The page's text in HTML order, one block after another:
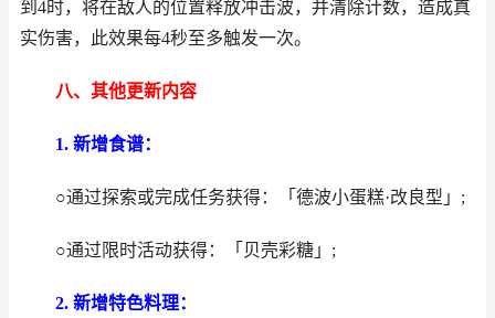
到4时，将在敌人的位置释放冲击波，并清除计数，造成真
实伤害，此效果每4秒至多触发一次。
八、其他更新内容
1. 新增食谱：
○通过探索或完成任务获得：「德波小蛋糕·改良型」;
○通过限时活动获得：「贝壳彩糖」;
2. 新增特色料理：